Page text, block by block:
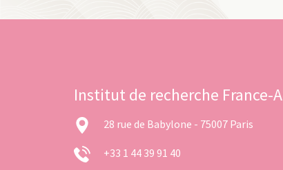
Institut de recherche France-
28 rue de Babylone - 75007 Paris
+33 1 44 39 91 40